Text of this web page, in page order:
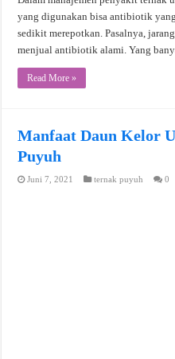
yang digunakan bisa antibiotik
sedikit merepotkan. Pasalnya,
menjual antibiotik alami. Yang
Read More »
Manfaat Daun Kelor
Puyuh
Juni 7, 2021 ternak puyuh 0